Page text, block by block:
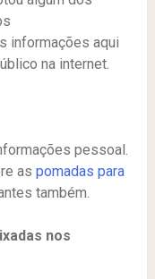
informações aqui
na internet.
pessoal.
as pomadas para
também.
nos